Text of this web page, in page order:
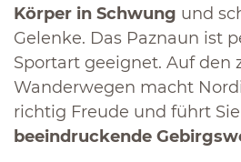
Körper in Schwung und
Gelenke. Das Paznaun ist
Sportart geeignet. Auf den
Wanderwegen macht
richtig Freude und führt
beeindruckende